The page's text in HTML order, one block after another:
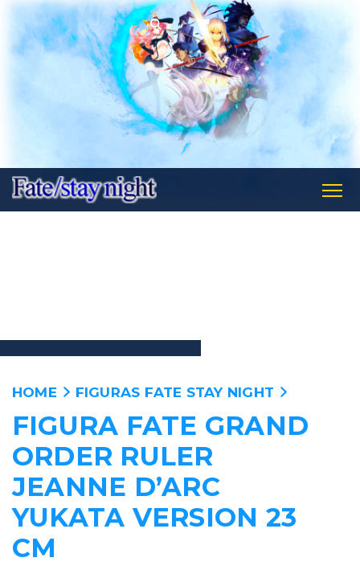
ANIME
PELICULAS
MANGA
VIDEOJUEGOS
HOME FIGURAS FATE STAY NIGHT
FIGURA FATE GRAND
ORDER RULER
JEANNE D’ARC
YUKATA VERSION 23
CM